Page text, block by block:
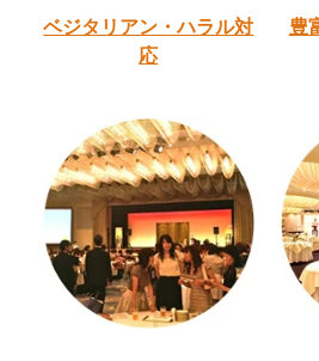
ベジタリアン・ハラル対
応
豊